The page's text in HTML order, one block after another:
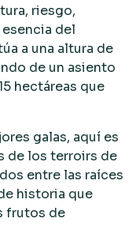
riesgo,
del
a una altura de
de un asiento
hectáreas que
galas, aquí es
de los terroirs de
entre las raíces
historia que
frutos de